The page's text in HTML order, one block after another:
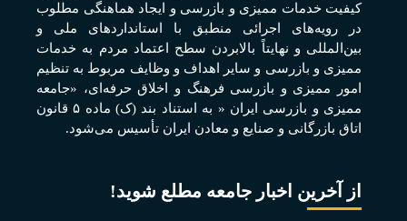
کيفيت خدمات مميزی و بازرسی و ايجاد هماهنگی مطلوب
در رويه‌های اجرائی منطبق با استانداردهای ملی و
بين‌المللی و نهايتاً بالابردن سطح اعتماد مردم به خدمات
مميزی و بازرسی و ساير اهداف و وظايف مربوط به تنظيم
امور مميزی و بازرسی فرهنگ و اخلاق حرفه‌ای، «جامعه
مميزی و بازرسی ايران « به استناد بند (ک) ماده ۵ قانون
اتاق بازرگانی و صنايع و معادن ايران تأسيس می‌شود.
از آخرین اخبار جامعه مطلع شوید!